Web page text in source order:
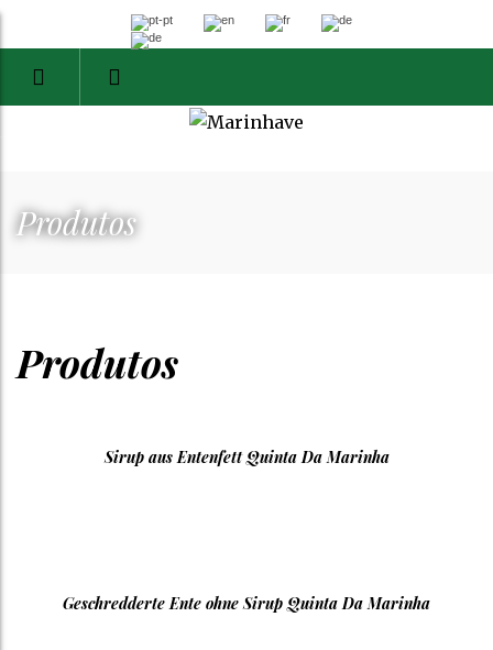
Produtos
Produtos
Sirup aus Entenfett Quinta Da Marinha
Geschredderte Ente ohne Sirup Quinta Da Marinha